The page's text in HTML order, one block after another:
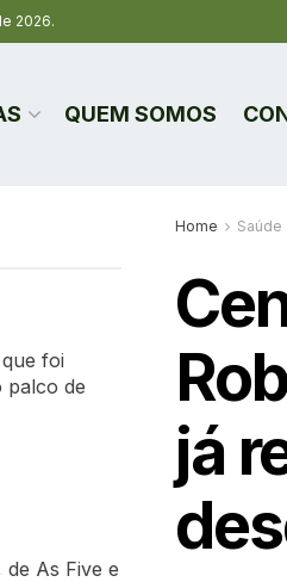
2026.
QUEM SOMOS
Home Saúde
já
foi
palco de
As Five e